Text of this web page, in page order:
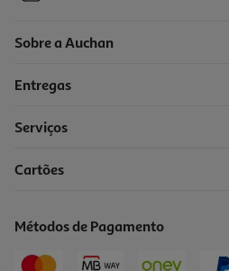
Sobre a Auchan
Entregas
Serviços
Cartões
Métodos de Pagamento